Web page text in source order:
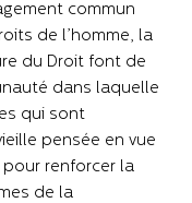
commun
de l’homme, la
du Droit font de
dans laquelle
qui sont
pensée en vue
renforcer la
de la